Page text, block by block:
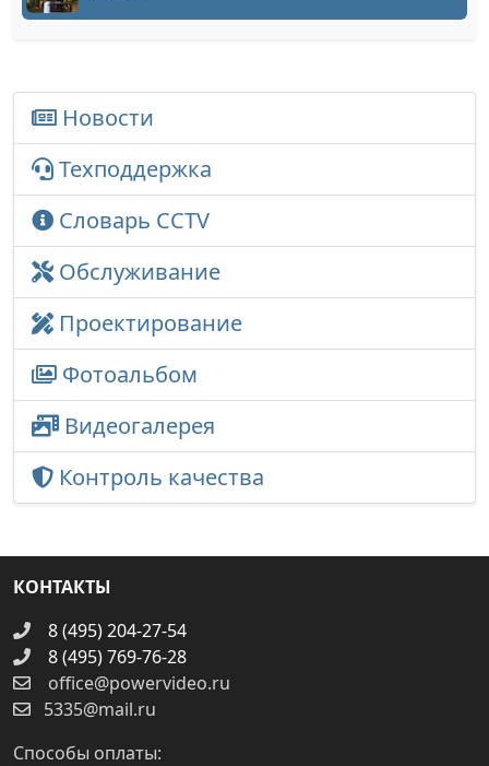
Новости
Техподдержка
Словарь CCTV
Обслуживание
Проектирование
Фотоальбом
Видеогалерея
Контроль качества
КОНТАКТЫ
8 (495) 204-27-54
8 (495) 769-76-28
office@powervideo.ru
5335@mail.ru
Способы оплаты: